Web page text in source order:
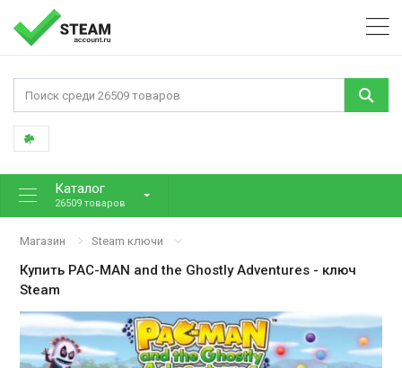
Каталог
26509 товаров
Магазин Steam ключи
Купить PAC-MAN and the Ghostly Adventures - ключ
Steam